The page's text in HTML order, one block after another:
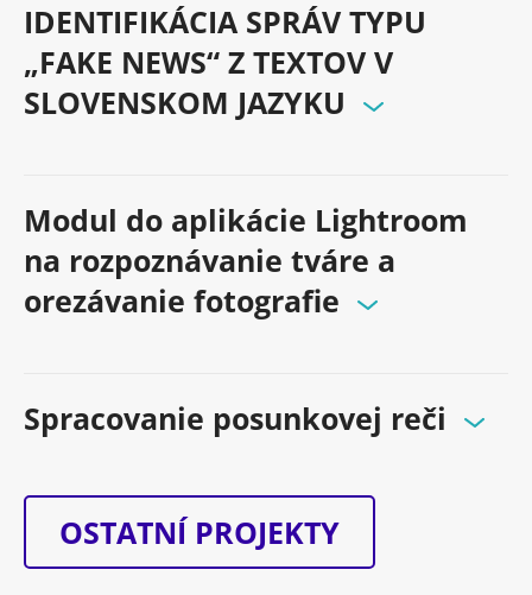
IDENTIFIKÁCIA SPRÁV TYPU
„FAKE NEWS“ Z TEXTOV V
SLOVENSKOM JAZYKU
Modul do aplikácie Lightroom
na rozpoznávanie tváre a
orezávanie fotografie
Spracovanie posunkovej reči
OSTATNÍ PROJEKTY